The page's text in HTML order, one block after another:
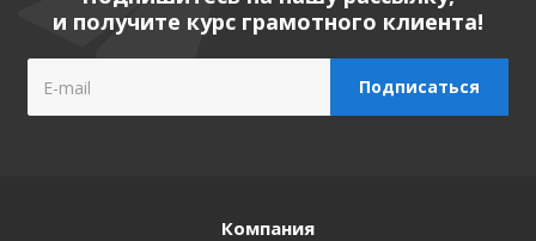
и получите курс грамотного клиента!
Компания